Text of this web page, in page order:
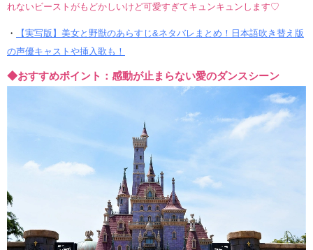
れないビーストがもどかしいけど可愛すぎてキュンキュンします♡
・
【実写版】美女と野獣のあらすじ&ネタバレまとめ！日本語吹き替え版
の声優キャストや挿入歌も！
◆おすすめポイント：感動が止まらない愛のダンスシーン